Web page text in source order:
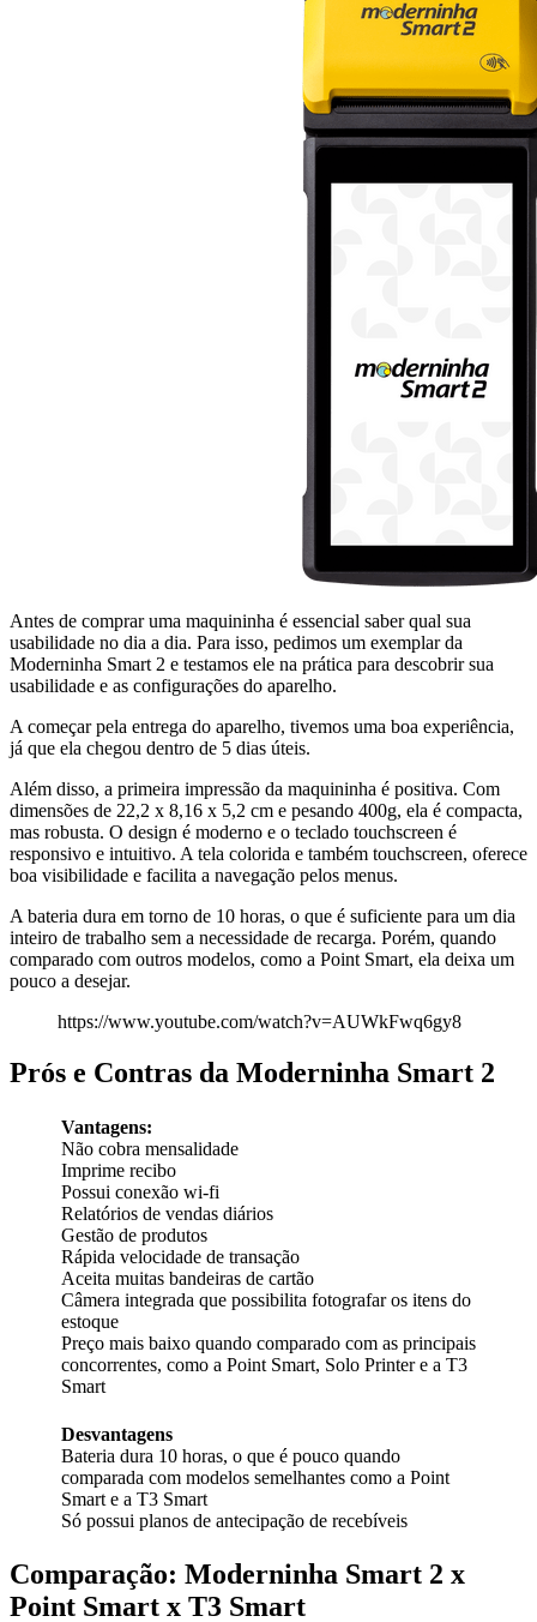
Antes de comprar uma maquininha é essencial saber qual sua
usabilidade no dia a dia. Para isso, pedimos um exemplar da
Moderninha Smart 2 e testamos ele na prática para descobrir sua
usabilidade e as configurações do aparelho.
A começar pela entrega do aparelho, tivemos uma boa experiência,
já que ela chegou dentro de 5 dias úteis.
Além disso, a primeira impressão da maquininha é positiva. Com
dimensões de 22,2 x 8,16 x 5,2 cm e pesando 400g, ela é compacta,
mas robusta. O design é moderno e o teclado touchscreen é
responsivo e intuitivo. A tela colorida e também touchscreen, oferece
boa visibilidade e facilita a navegação pelos menus.
A bateria dura em torno de 10 horas, o que é suficiente para um dia
inteiro de trabalho sem a necessidade de recarga. Porém, quando
comparado com outros modelos, como a Point Smart, ela deixa um
pouco a desejar.
https://www.youtube.com/watch?v=AUWkFwq6gy8
Prós e Contras da Moderninha Smart 2
Vantagens:
Não cobra mensalidade
Imprime recibo
Possui conexão wi-fi
Relatórios de vendas diários
Gestão de produtos
Rápida velocidade de transação
Aceita muitas bandeiras de cartão
Câmera integrada que possibilita fotografar os itens do
estoque
Preço mais baixo quando comparado com as principais
concorrentes, como a Point Smart, Solo Printer e a T3
Smart
Desvantagens
Bateria dura 10 horas, o que é pouco quando
comparada com modelos semelhantes como a Point
Smart e a T3 Smart
Só possui planos de antecipação de recebíveis
Comparação: Moderninha Smart 2 x
Point Smart x T3 Smart